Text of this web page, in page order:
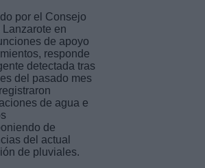
por el Consejo
Lanzarote en
de apoyo
responde
detectada tras
del pasado mes
de agua e
de
del actual
de pluviales.